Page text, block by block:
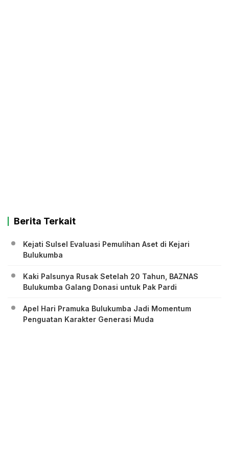
Berita Terkait
Kejati Sulsel Evaluasi Pemulihan Aset di Kejari
Bulukumba
Kaki Palsunya Rusak Setelah 20 Tahun, BAZNAS
Bulukumba Galang Donasi untuk Pak Pardi
Apel Hari Pramuka Bulukumba Jadi Momentum
Penguatan Karakter Generasi Muda